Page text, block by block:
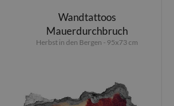
Wandtattoos
Mauerdurchbruch
Herbst in den Bergen - 95x73 cm